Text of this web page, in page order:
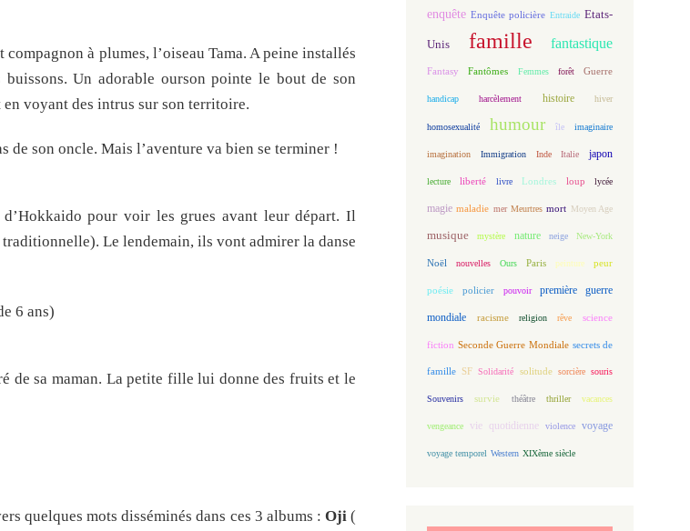
à plumes, l’oiseau Tama. A peine installés
Un adorable ourson pointe le bout de son
voyant des intrus sur son territoire.
de son oncle. Mais l’aventure va bien se terminer !
pour voir les grues avant leur départ. Il
Le lendemain, ils vont admirer la danse
6 ans)
de sa maman. La petite fille lui donne des fruits et le
quelques mots disséminés dans ces 3 albums : Oji (
enquête Enquête policière Entraide Etats-
Unis famille fantastique
Fantasy Fantômes Femmes forêt Guerre
handicap harcèlement histoire hiver
homosexualité humour île imaginaire
imagination Immigration Inde Italie japon
lecture liberté livre Londres loup lycée
magie maladie mer Meurtres mort Moyen Age
musique mystère nature neige New-York
Noël nouvelles Ours Paris peinture peur
poésie policier pouvoir première guerre
mondiale racisme religion rêve science
fiction Seconde Guerre Mondiale secrets de
famille SF Solidarité solitude sorcière souris
Souvenirs survie théâtre thriller vacances
vengeance vie quotidienne violence voyage
voyage temporel Western XIXème siècle